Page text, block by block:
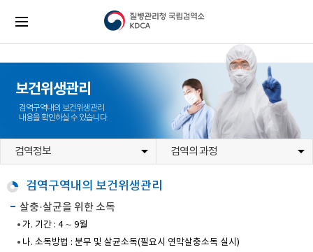
가
질
병
리
국
KDCA
(로
전
체
뉴
보건위생관리
검역구역내의 보건위생관리
내용을 확인하실 수 있습니다.
검역정보 검역의 과정
검역구역내의 보건위생관리
살충·살균을 위한 소독
가. 기간 : 4 ∼ 9월
나. 소독방법 : 분무 및 살균소독(필요시 연막살충소독 실시)